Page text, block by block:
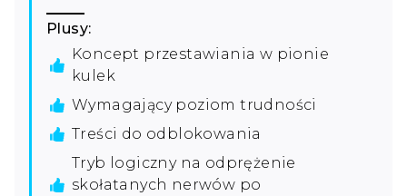
Plusy:
Koncept przestawiania w pionie
kulek
Wymagający poziom trudności
Treści do odblokowania
Tryb logiczny na odprężenie
skołatanych nerwów po